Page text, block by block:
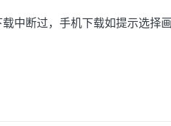
中断过，手机下载如提示选择